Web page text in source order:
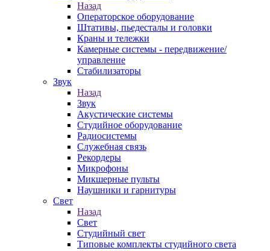
Назад
Операторское оборудование
Штативы, пьедесталы и головки
Краны и тележки
Камерные системы - передвижение/
управление
Стабилизаторы
Звук
Назад
Звук
Акустические системы
Студийное оборудование
Радиосистемы
Служебная связь
Рекордеры
Микрофоны
Микшерные пульты
Наушники и гарнитуры
Свет
Назад
Свет
Студийный свет
Типовые комплекты студийного света